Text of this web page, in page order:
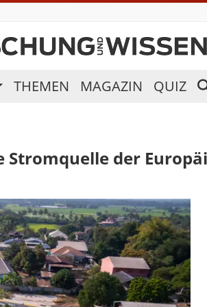
THEMEN MAGAZIN QUIZ
der